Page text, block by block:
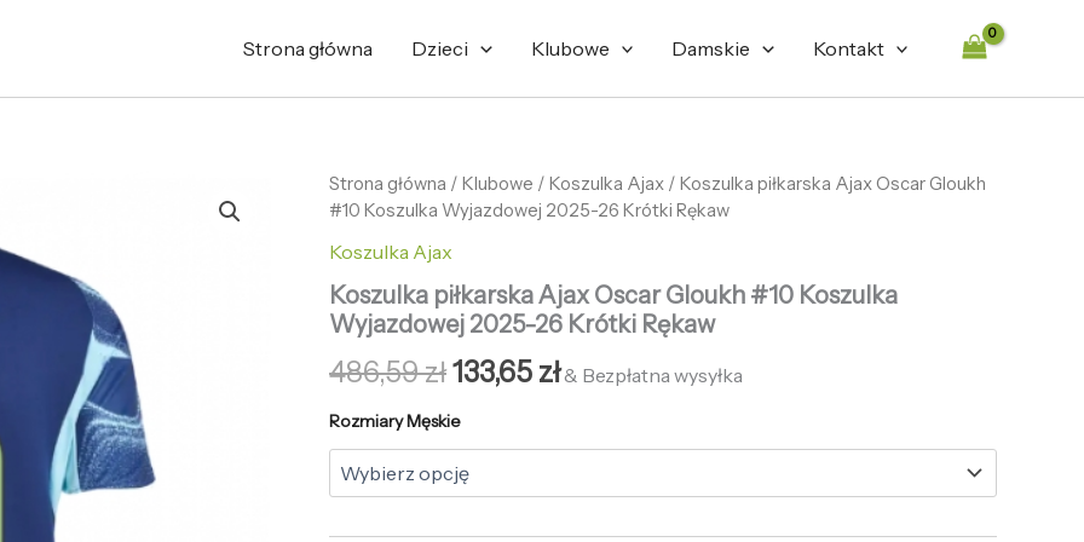
Strona główna Dzieci Klubowe Damskie Kontakt
Strona główna / Klubowe / Koszulka Ajax / Koszulka piłkarska Ajax Oscar Gloukh
#10 Koszulka Wyjazdowej 2025-26 Krótki Rękaw
Koszulka Ajax
Koszulka piłkarska Ajax Oscar Gloukh #10 Koszulka
Wyjazdowej 2025-26 Krótki Rękaw
486,59zł
Pierwotna
wynosiła:
486,59 zł.
133,65 zł
Aktualna
wynosi:
133,65 zł.
& Bezpłatna wysyłka
Rozmiary Męskie
ilość
Koszulka
Ajax
Gloukh
#10
Wyjazdowej
26
Krótki
Rękaw